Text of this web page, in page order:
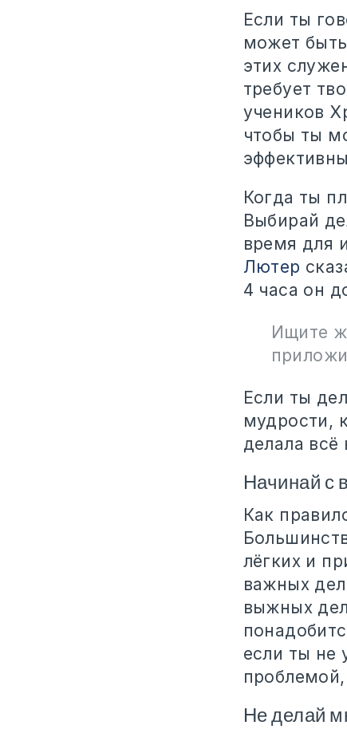
Если ты
может
этих
требует
учеников
чтобы ты
Когда ты
Выбирай
время для
Лютер
4 часа он
Ищите
Если ты
мудрости,
делала всё
Начинай с
Как
лёгких и
важных
выжных
если ты не
Не делай